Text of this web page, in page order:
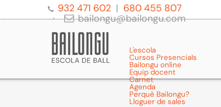
932 471 602
680 455 807
bailongu@bailongu.com
L'escola
Cursos Presencials
Bailongu online
Equip docent
Carnet
Agenda
Perquè Bailongu?
Lloguer de sales